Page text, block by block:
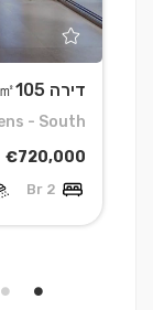
דירה ㎡105
- South
€720,000
2 Br